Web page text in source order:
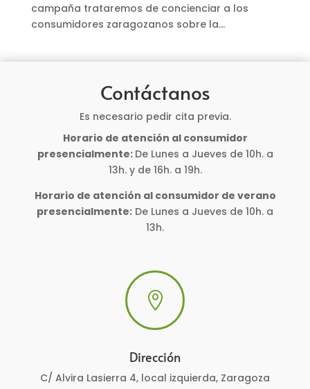
campaña trataremos de concienciar a los
consumidores zaragozanos sobre la...
Contáctanos
Es necesario pedir cita previa.
Horario de atención al consumidor
presencialmente: De Lunes a Jueves de 10h. a
13h. y de 16h. a 19h.
Horario de atención al consumidor de verano
presencialmente: De Lunes a Jueves de 10h. a
13h.

Dirección
C/ Alvira Lasierra 4, local izquierda, Zaragoza